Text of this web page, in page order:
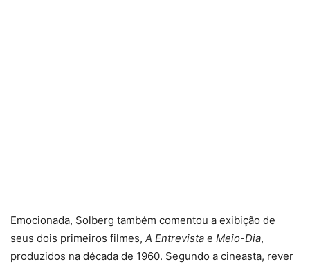
Emocionada, Solberg também comentou a exibição de
seus dois primeiros filmes, A Entrevista e Meio-Dia,
produzidos na década de 1960. Segundo a cineasta, rever